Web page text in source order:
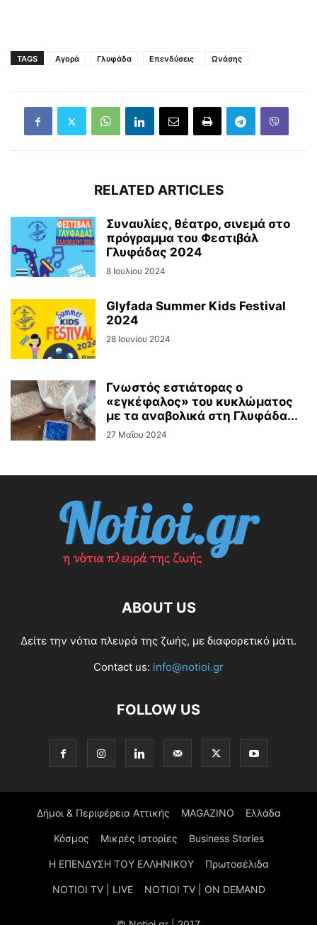
TAGS Αγορά Γλυφάδα Επενδύσεις Ωνάσης
RELATED ARTICLES
Συναυλίες, θέατρο, σινεμά στο
πρόγραμμα του Φεστιβάλ
Γλυφάδας 2024
8 Ιουλίου 2024
Glyfada Summer Kids Festival
2024
28 Ιουνίου 2024
Γνωστός εστιάτορας ο
«εγκέφαλος» του κυκλώματος
με τα αναβολικά στη Γλυφάδα...
27 Μαΐου 2024
ABOUT US
Δείτε την νότια πλευρά της ζωής, με διαφορετικό μάτι.
Contact us: info@notioi.gr
FOLLOW US
Δήμοι & Περιφέρεια Αττικής MAGAZINO Ελλάδα
Κόσμος Μικρές Ιστορίες Business Stories
Η ΕΠΕΝΔΥΣΗ ΤΟΥ ΕΛΛΗΝΙΚΟΥ Πρωτοσέλιδα
NOTIOI TV | LIVE NOTIOI TV | ON DEMAND